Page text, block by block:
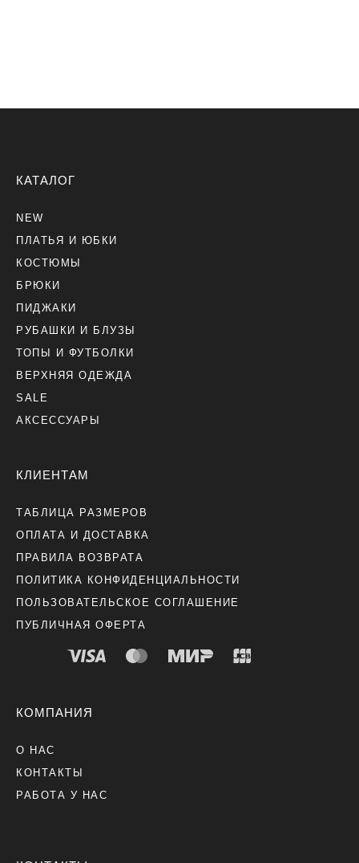
КАТАЛОГ
NEW
ПЛАТЬЯ И ЮБКИ
КОСТЮМЫ
БРЮКИ
ПИДЖАКИ
РУБАШКИ И БЛУЗЫ
ТОПЫ И ФУТБОЛКИ
ВЕРХНЯЯ ОДЕЖДА
SALE
АКСЕССУАРЫ
КЛИЕНТАМ
ТАБЛИЦА РАЗМЕРОВ
ОПЛАТА И ДОСТАВКА
ПРАВИЛА ВОЗВРАТА
ПОЛИТИКА КОНФИДЕНЦИАЛЬНОСТИ
ПОЛЬЗОВАТЕЛЬСКОЕ СОГЛАШЕНИЕ
ПУБЛИЧНАЯ ОФЕРТА
КОМПАНИЯ
О НАС
КОНТАКТЫ
РАБОТА У НАС